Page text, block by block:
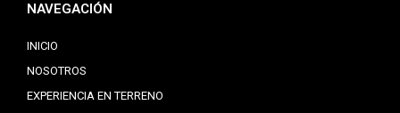
NAVEGACIÓN
INICIO
NOSOTROS
EXPERIENCIA EN TERRENO